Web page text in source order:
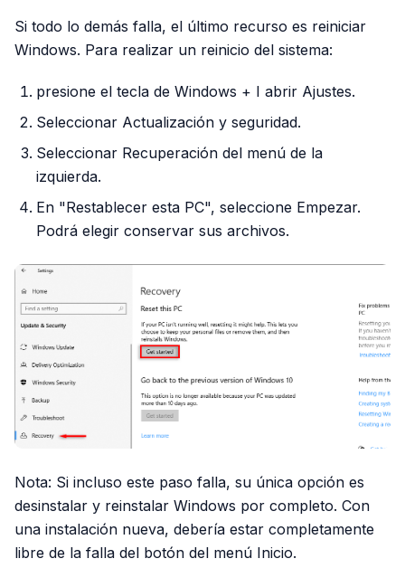
Si todo lo demás falla, el último recurso es reiniciar
Windows. Para realizar un reinicio del sistema:
presione el tecla de Windows + I abrir Ajustes.
Seleccionar Actualización y seguridad.
Seleccionar Recuperación del menú de la
izquierda.
En "Restablecer esta PC", seleccione Empezar.
Podrá elegir conservar sus archivos.
Nota: Si incluso este paso falla, su única opción es
desinstalar y reinstalar Windows por completo. Con
una instalación nueva, debería estar completamente
libre de la falla del botón del menú Inicio.